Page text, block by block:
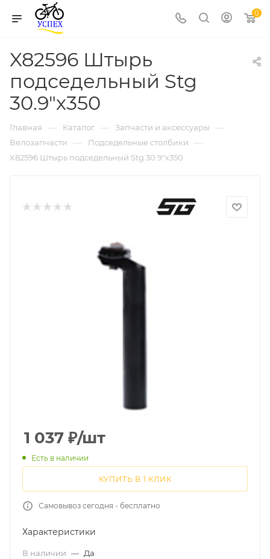
0
X82596 Штырь
подседельный Stg
30.9"х350
Главная — Каталог — Запчасти и аксессуары —
Велозапчасти — Подседельные столбики —
X82596 Штырь подседельный Stg 30.9"х350
1 037 ₽/шт
Есть в наличии
КУПИТЬ В 1 КЛИК
Самовывоз сегодня - бесплатно
Характеристики
В наличии — Да